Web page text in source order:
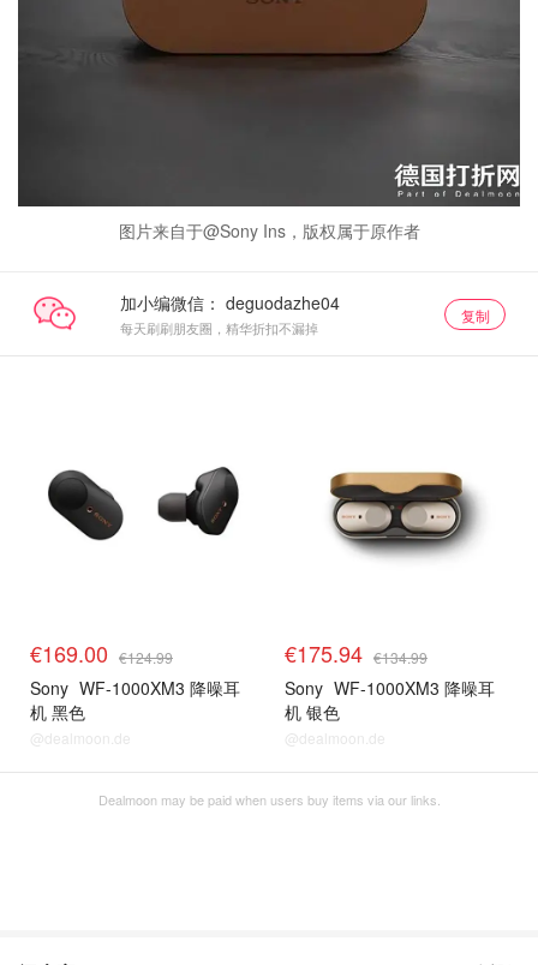
图片来自于@Sony Ins，版权属于原作者
加小编微信：
每天刷刷朋友圈，精华折扣不漏掉
复制
€169.00 €124.99
Sony WF-1000XM3 降噪耳
机 黑色
@dealmoon.de
€175.94 €134.99
Sony WF-1000XM3 降噪耳
机 银色
@dealmoon.de
Dealmoon may be paid when users buy items via our links.